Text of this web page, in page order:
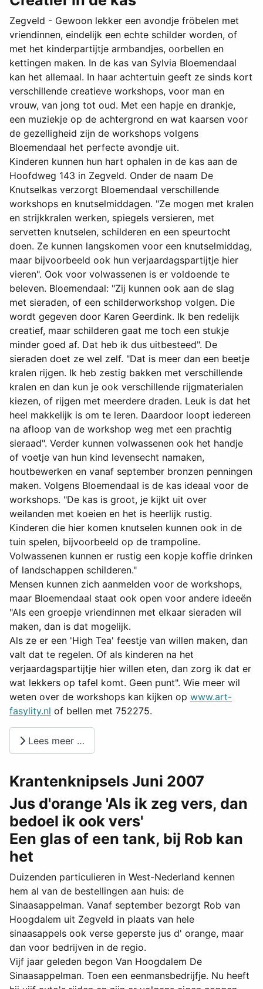
Zegveld - Gewoon lekker een avondje fröbelen met
vriendinnen, eindelijk een echte schilder worden, of
met het kinderpartijtje armbandjes, oorbellen en
kettingen maken. In de kas van Sylvia Bloemendaal
kan het allemaal. In haar achtertuin geeft ze sinds kort
verschillende creatieve workshops, voor man en
vrouw, van jong tot oud. Met een hapje en drankje,
een muziekje op de achtergrond en wat kaarsen voor
de gezelligheid zijn de workshops volgens
Bloemendaal het perfecte avondje uit.
Kinderen kunnen hun hart ophalen in de kas aan de
Hoofdweg 143 in Zegveld. Onder de naam De
Knutselkas verzorgt Bloemendaal verschillende
workshops en knutselmiddagen. "Ze mogen met kralen
en strijkkralen werken, spiegels versieren, met
servetten knutselen, schilderen en een speurtocht
doen. Ze kunnen langskomen voor een knutselmiddag,
maar bijvoorbeeld ook hun verjaardagspartijtje hier
vieren". Ook voor volwassenen is er voldoende te
beleven. Bloemendaal: "Zij kunnen ook aan de slag
met sieraden, of een schilderworkshop volgen. Die
wordt gegeven door Karen Geerdink. Ik ben redelijk
creatief, maar schilderen gaat me toch een stukje
minder goed af. Dat heb ik dus uitbesteed". De
sieraden doet ze wel zelf. "Dat is meer dan een beetje
kralen rijgen. Ik heb zestig bakken met verschillende
kralen en dan kun je ook verschillende rijgmaterialen
kiezen, of rijgen met meerdere draden. Leuk is dat het
heel makkelijk is om te leren. Daardoor loopt iedereen
na afloop van de workshop weg met een prachtig
sieraad". Verder kunnen volwassenen ook het handje
of voetje van hun kind levensecht namaken,
houtbewerken en vanaf september bronzen penningen
maken. Volgens Bloemendaal is de kas ideaal voor de
workshops. "De kas is groot, je kijkt uit over
weilanden met koeien en het is heerlijk rustig.
Kinderen die hier komen knutselen kunnen ook in de
tuin spelen, bijvoorbeeld op de trampoline.
Volwassenen kunnen er rustig een kopje koffie drinken
of landschappen schilderen."
Mensen kunnen zich aanmelden voor de workshops,
maar Bloemendaal staat ook open voor andere ideeën
"Als een groepje vriendinnen met elkaar sieraden wil
maken, dan is dat mogelijk.
Als ze er een 'High Tea' feestje van willen maken, dan
valt dat te regelen. Of als kinderen na het
verjaardagspartijtje hier willen eten, dan zorg ik dat er
wat lekkers op tafel komt. Geen punt". Wie meer wil
weten over de workshops kan kijken op www.art-
fasylity.nl of bellen met 752275.
Lees meer …
Krantenknipsels Juni 2007
Jus d'orange 'Als ik zeg vers, dan
bedoel ik ook vers'
Een glas of een tank, bij Rob kan
het
Duizenden particulieren in West-Nederland kennen
hem al van de bestellingen aan huis: de
Sinaasappelman. Vanaf september bezorgt Rob van
Hoogdalem uit Zegveld in plaats van hele
sinaasappels ook verse geperste jus d' orange, maar
dan voor bedrijven in de regio.
Vijf jaar geleden begon Van Hoogdalem De
Sinaasappelman. Toen een eenmansbedrijfje. Nu heeft